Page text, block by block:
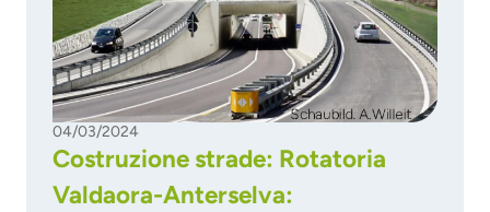
04/03/2024
Costruzione strade: Rotatoria
Valdaora-Anterselva: